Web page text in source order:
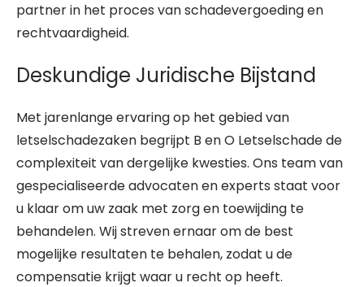
partner in het proces van schadevergoeding en
rechtvaardigheid.
Deskundige Juridische Bijstand
Met jarenlange ervaring op het gebied van
letselschadezaken begrijpt B en O Letselschade de
complexiteit van dergelijke kwesties. Ons team van
gespecialiseerde advocaten en experts staat voor
u klaar om uw zaak met zorg en toewijding te
behandelen. Wij streven ernaar om de best
mogelijke resultaten te behalen, zodat u de
compensatie krijgt waar u recht op heeft.